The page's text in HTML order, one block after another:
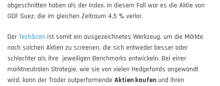
abgeschnitten haben als der Index. In diesem Fall war es die Aktie von
GDF Suez, die im gleichen Zeitraum 4,5 % verlor.
DerTechScan ist somit ein ausgezeichnetes Werkzeug, um die Märkte
nach solchen Aktien zu screenen, die sich entweder besser oder
schlechter als ihre jeweiligen Benchmarks entwickeln. Bei einer
marktneutralen Strategie, wie sie von vielen Hedgefonds angewandt
wird, kann der Trader outperformende Aktien kaufen und ihren